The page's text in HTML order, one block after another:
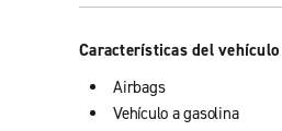
Características del vehículo
Airbags
Vehículo a gasolina